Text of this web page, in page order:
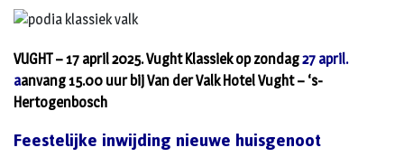
VUGHT – 17 april 2025. Vught Klassiek op zondag27 april.
aanvang 15.00 uur bij Van der Valk Hotel Vught – ‘s-
Hertogenbosch
Feestelijke inwijding nieuwe huisgenoot